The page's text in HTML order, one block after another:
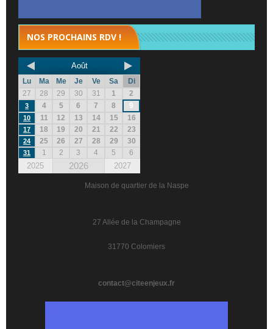
NOS PROCHAINS RDV !
Août
Lu Ma Me Je Ve Sa
Di
27
28 29 30 31 1 2
3 4 5 6 7 8 9
10 11 12 13 14 15 16
17 18 19 20 21 22 23
24 25 26 27 28 29 30
31 1 2 3 4 5 6
2025 2026 2027
Maison de quartier de la Naspe
27 Allée de la Champagne
31770 Colomiers
contact@citeenjeux.fr